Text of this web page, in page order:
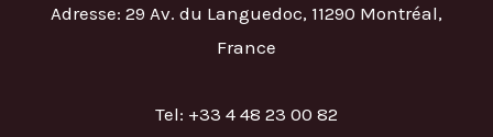
Adresse: 29 Av. du Languedoc, 11290 Montréal,
France
Tel: +33 4 48 23 00 82